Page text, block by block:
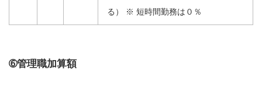
る） ※ 短時間勤務は０％
➅管理職加算額